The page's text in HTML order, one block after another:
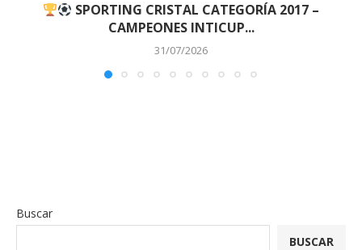
SPORTING CRISTAL CATEGORÍA 2017 –
CAMPEONES INTICUP...
31/07/2026
Buscar
BUSCAR